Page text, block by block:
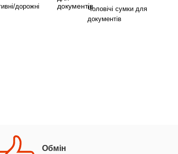
дорожні
Чоловічі сумки для
документів
Обмін